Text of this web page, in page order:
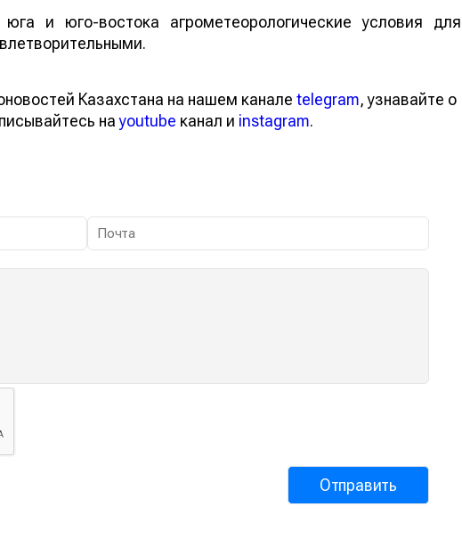
и юго-востока агрометеорологические условия для
Казахстана на нашем канале telegram, узнавайте о
наyoutube канал и instagram.